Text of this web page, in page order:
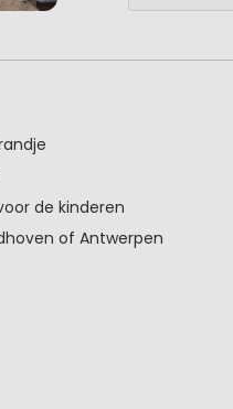
de kinderen
of Antwerpen